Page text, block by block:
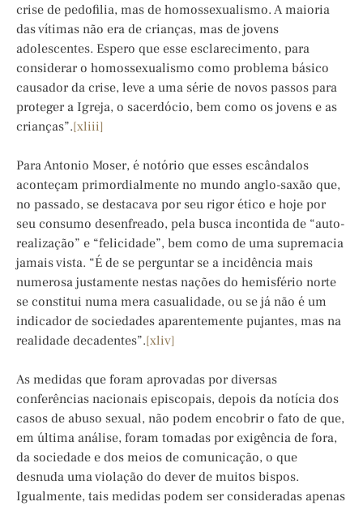
crise de pedofilia, mas de homossexualismo. A maioria
das vítimas não era de crianças, mas de jovens
adolescentes. Espero que esse esclarecimento, para
considerar o homossexualismo como problema básico
causador da crise, leve a uma série de novos passos para
proteger a Igreja, o sacerdócio, bem como os jovens e as
crianças”.[xliii]
Para Antonio Moser, é notório que esses escândalos
aconteçam primordialmente no mundo anglo-saxão que,
no passado, se destacava por seu rigor ético e hoje por
seu consumo desenfreado, pela busca incontida de “auto-
realização” e “felicidade”, bem como de uma supremacia
jamais vista. “É de se perguntar se a incidência mais
numerosa justamente nestas nações do hemisfério norte
se constitui numa mera casualidade, ou se já não é um
indicador de sociedades aparentemente pujantes, mas na
realidade decadentes”.[xliv]
As medidas que foram aprovadas por diversas
conferências nacionais episcopais, depois da notícia dos
casos de abuso sexual, não podem encobrir o fato de que,
em última análise, foram tomadas por exigência de fora,
da sociedade e dos meios de comunicação, o que
desnuda uma violação do dever de muitos bispos.
Igualmente, tais medidas podem ser consideradas apenas